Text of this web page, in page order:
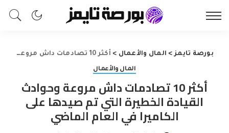
بورصة تايمز> المال والأعمال > أكثر 10 تصادمات داش مروعة وحوادث القيادة الخطيرة التي تم صيدها على الكاميرا في العام الماضي
المال والأعمال
أكثر 10 تصادمات داش مروعة وحوادث
القيادة الخطيرة التي تم صيدها على
الكاميرا في العام الماضي